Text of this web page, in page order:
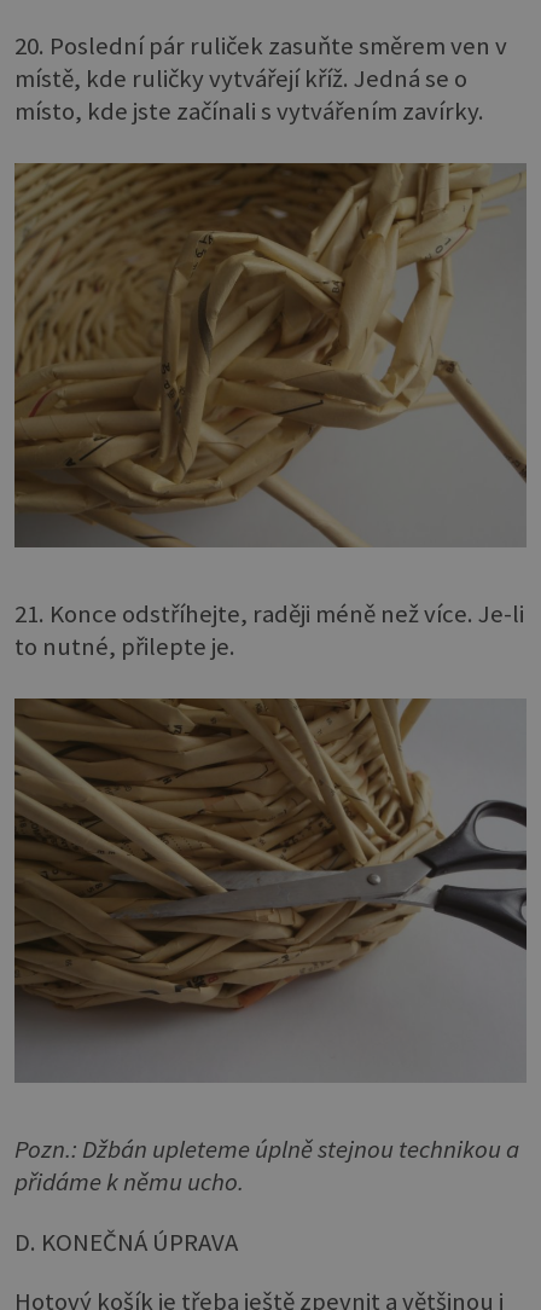
20. Poslední pár ruliček zasuňte směrem ven v
místě, kde ruličky vytvářejí kříž. Jedná se o
místo, kde jste začínali s vytvářením zavírky.
21. Konce odstříhejte, raději méně než více. Je-li
to nutné, přilepte je.
Pozn.: Džbán upleteme úplně stejnou technikou a
přidáme k němu ucho.
D. KONEČNÁ ÚPRAVA
Hotový košík je třeba ještě zpevnit a většinou i